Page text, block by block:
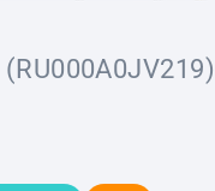
(RU000A0JV219)